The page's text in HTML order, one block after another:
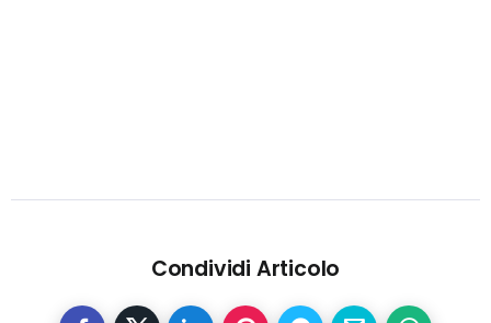
Condividi Articolo